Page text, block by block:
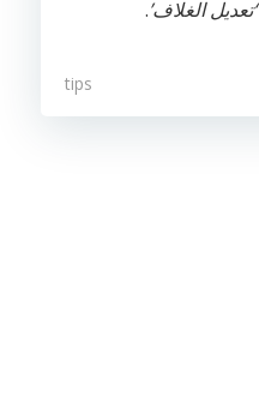
‘تعديل الغلاف’.
tips